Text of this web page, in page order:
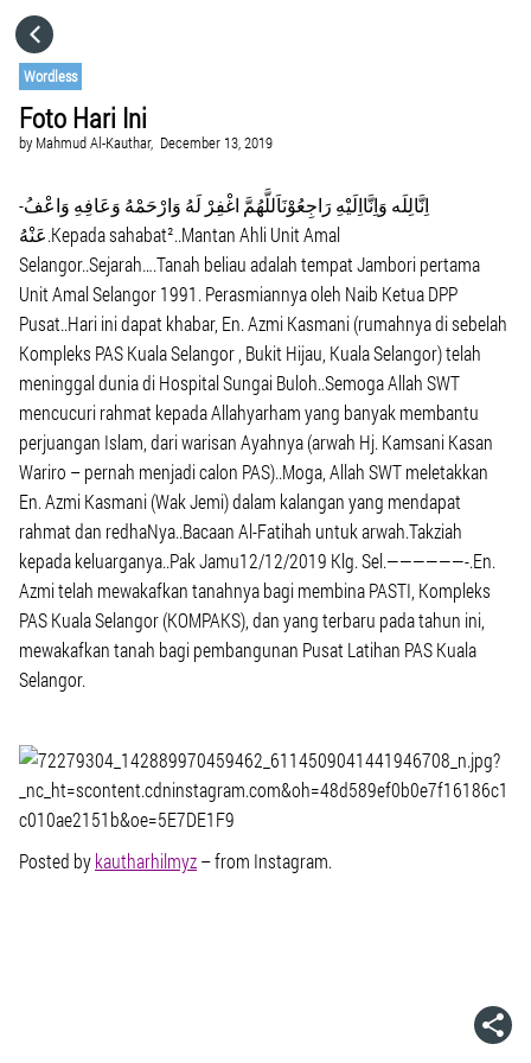
Wordless
Foto Hari Ini
by Mahmud Al-Kauthar, December 13, 2019
-اِنَّالِلَه وَاِنَّااِلَيْهِ رَاجِعُوْنَاَللَّهُمَّ اغْفِرْ لَهُ وَارْحَمْهُ وَعَافِهِ وَاعْفُ
عَنْهُ.Kepada sahabat²..Mantan Ahli Unit Amal
Selangor..Sejarah….Tanah beliau adalah tempat Jambori pertama
Unit Amal Selangor 1991. Perasmiannya oleh Naib Ketua DPP
Pusat..Hari ini dapat khabar, En. Azmi Kasmani (rumahnya di sebelah
Kompleks PAS Kuala Selangor , Bukit Hijau, Kuala Selangor) telah
meninggal dunia di Hospital Sungai Buloh..Semoga Allah SWT
mencucuri rahmat kepada Allahyarham yang banyak membantu
perjuangan Islam, dari warisan Ayahnya (arwah Hj. Kamsani Kasan
Wariro – pernah menjadi calon PAS)..Moga, Allah SWT meletakkan
En. Azmi Kasmani (Wak Jemi) dalam kalangan yang mendapat
rahmat dan redhaNya..Bacaan Al-Fatihah untuk arwah.Takziah
kepada keluarganya..Pak Jamu12/12/2019 Klg. Sel.——————-.En.
Azmi telah mewakafkan tanahnya bagi membina PASTI, Kompleks
PAS Kuala Selangor (KOMPAKS), dan yang terbaru pada tahun ini,
mewakafkan tanah bagi pembangunan Pusat Latihan PAS Kuala
Selangor.
Posted bykautharhilmyz– from Instagram.
GO TO
VISIT WEBSITE